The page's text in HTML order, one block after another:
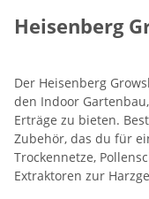
Heisenberg
Der Heisenberg
den Indoor
Erträge zu bieten.
Zubehör, das du für
Trockennetze,
Extraktoren zur